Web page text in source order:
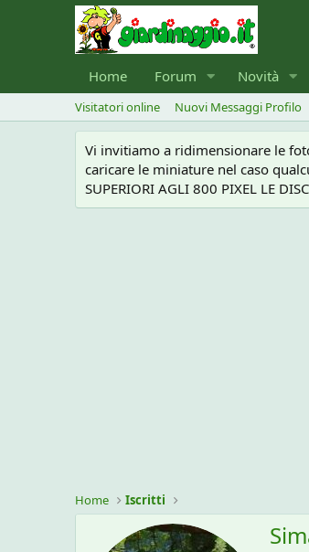
Home Forum Novità
Visitatori online Nuovi Messaggi Profilo
Vi invitiamo a ridimensionare le
caricare le miniature nel caso
SUPERIORI AGLI 800 PIXEL LE
Home Iscritti